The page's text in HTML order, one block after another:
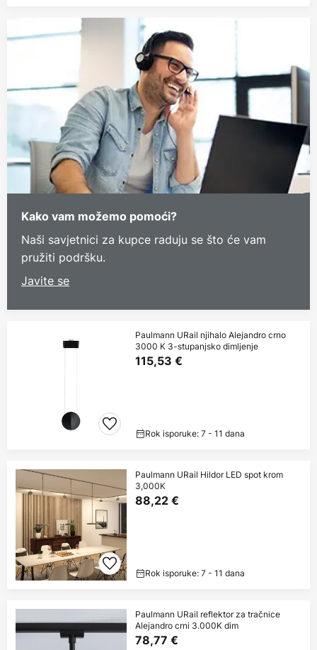
Kako vam možemo pomoći?
Naši savjetnici za kupce raduju se što će vam
pružiti podršku.
Javite se
Paulmann URail njihalo Alejandro crno
3000 K 3-stupanjsko dimljenje
115,53 €
Rok isporuke: 7 - 11 dana
Paulmann URail Hildor LED spot krom
3,000K
88,22 €
Rok isporuke: 7 - 11 dana
Paulmann URail reflektor za tračnice
Alejandro crni 3.000K dim
78,77 €